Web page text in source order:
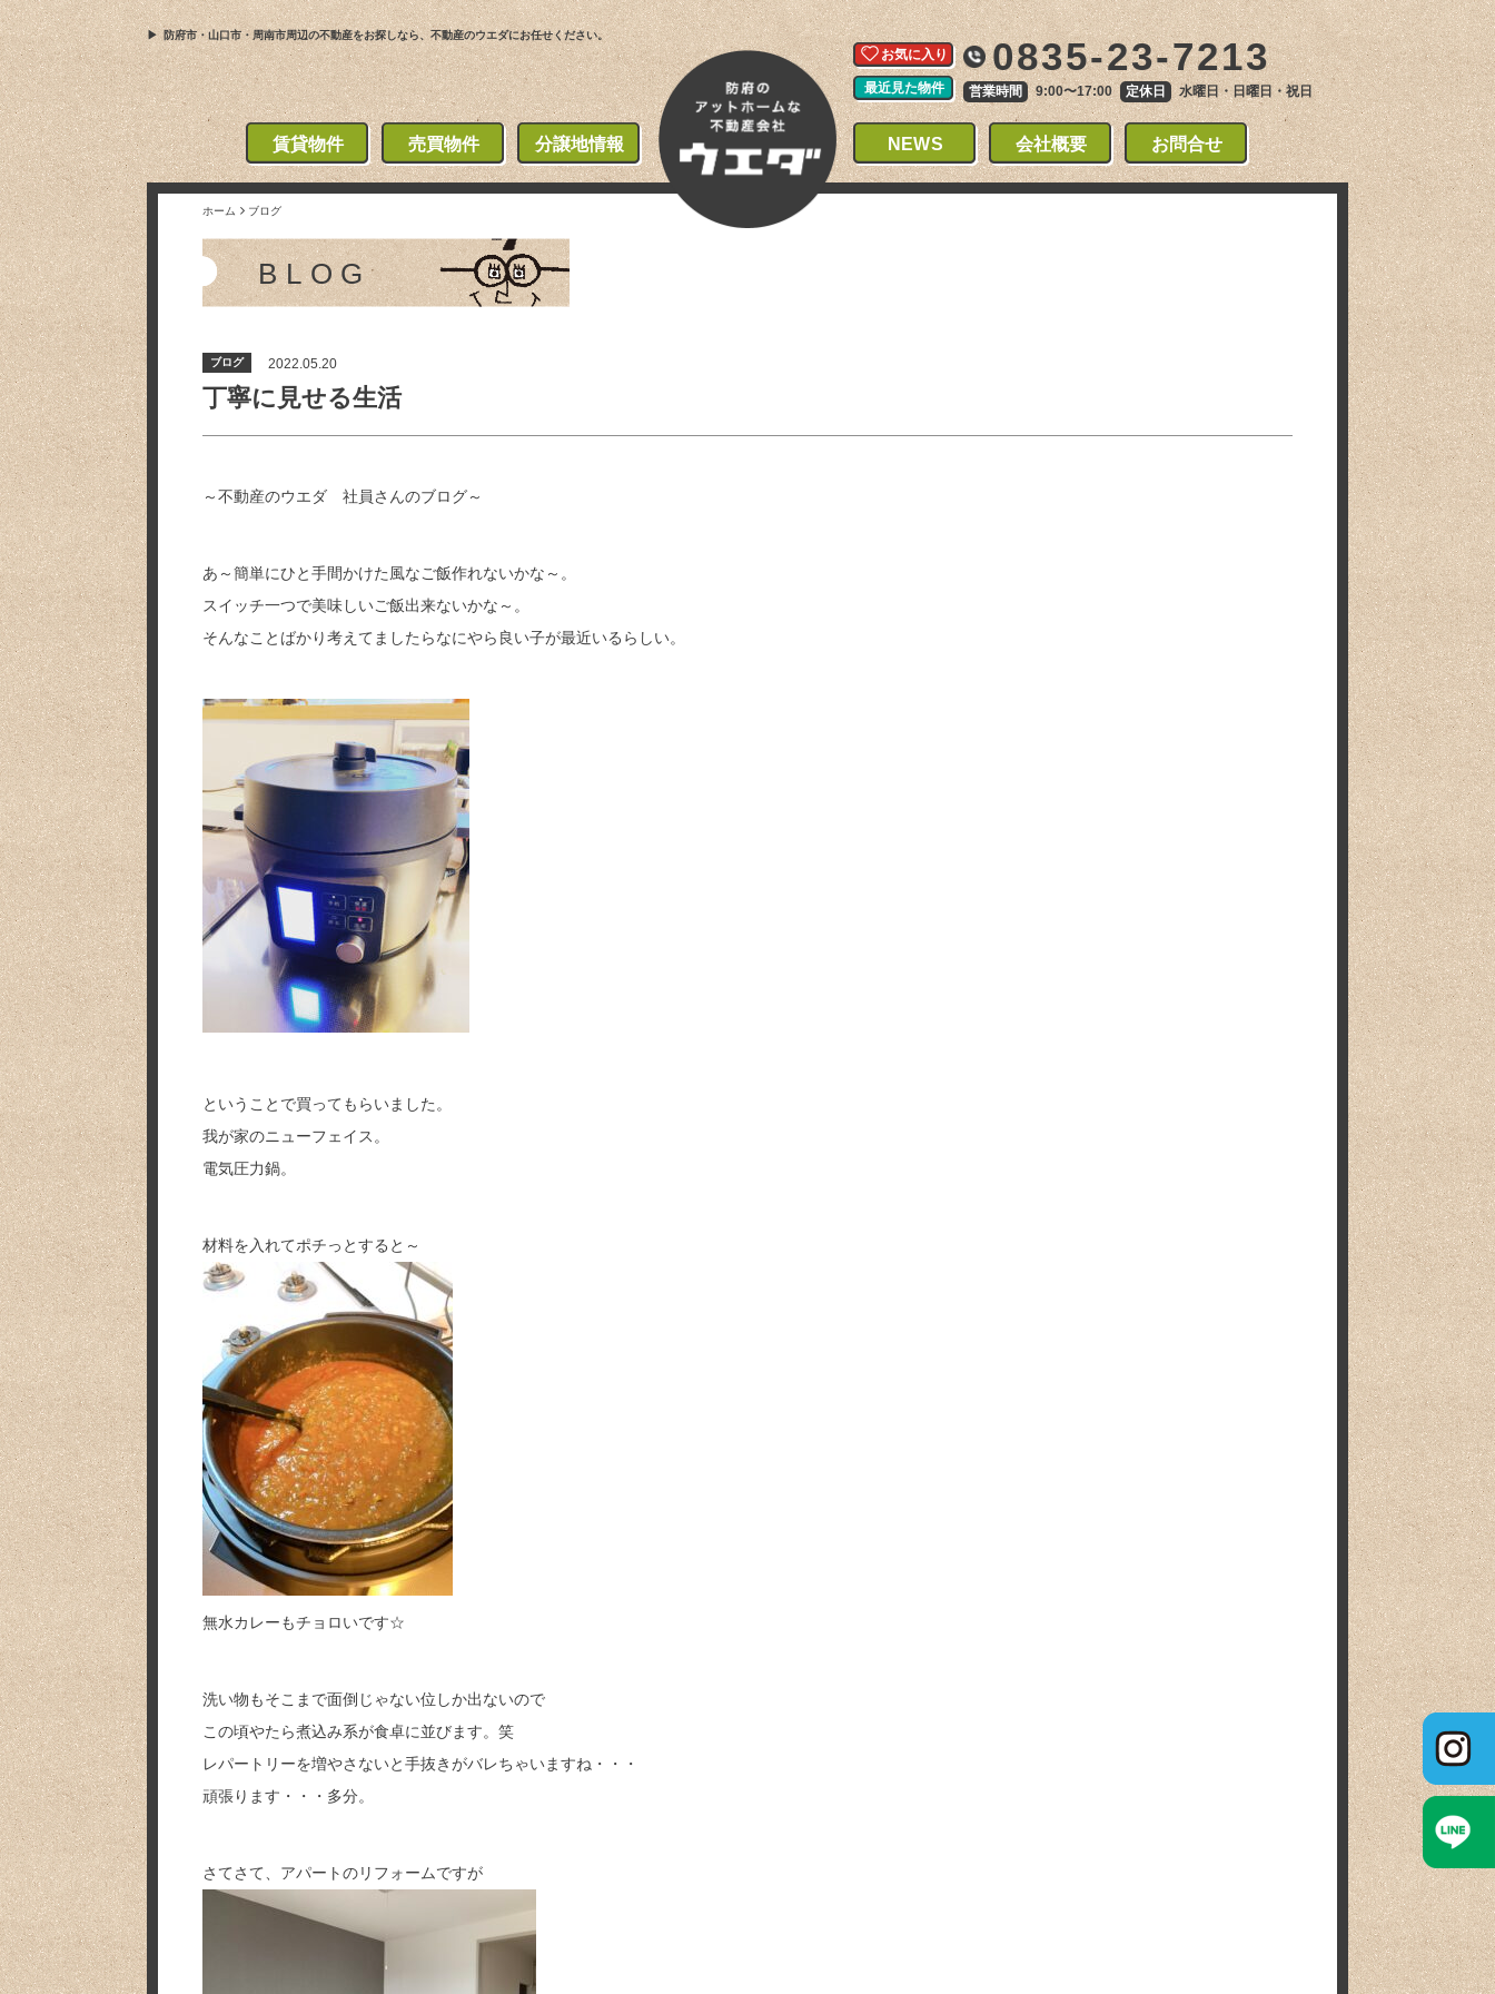
防府市・山口市・周南市周辺の不動産をお探しなら、不動産のウエダにお任せください。
お気に入り
最近見た物件
0835-23-7213
営業時間 9:00〜17:00 定休日 水曜日・日曜日・祝日
賃貸物件 売買物件 分譲地情報 NEWS 会社概要 お問合せ
ホーム ブログ
BLOG
ブログ 2022.05.20
丁寧に見せる生活
～不動産のウエダ 社員さんのブログ～
あ～簡単にひと手間かけた風なご飯作れないかな～。
スイッチ一つで美味しいご飯出来ないかな～。
そんなことばかり考えてましたらなにやら良い子が最近いるらしい。
ということで買ってもらいました。
我が家のニューフェイス。
電気圧力鍋。
材料を入れてポチっとすると～
無水カレーもチョロいです☆
洗い物もそこまで面倒じゃない位しか出ないので
この頃やたら煮込み系が食卓に並びます。笑
レパートリーを増やさないと手抜きがバレちゃいますね・・・
頑張ります・・・多分。
さてさて、アパートのリフォームですが